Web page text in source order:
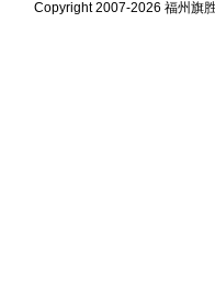
Copyright 2007-2026 福州旗